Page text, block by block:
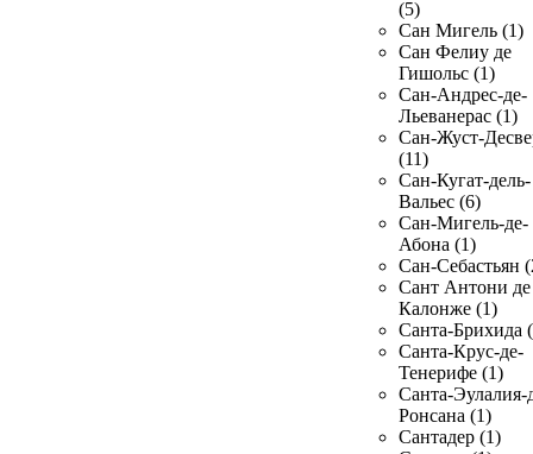
(5)
Сан Мигель (1)
Сан Фелиу де
Гишольс (1)
Сан-Андрес-де-
Льеванерас (1)
Сан-Жуст-
(11)
Сан-Кугат-дель-
Вальес (6)
Сан-Мигель-де-
Абона (1)
Сан-Себастьян
Сант Антони де
Калонже (1)
Санта-Брихида
Санта-Крус-де-
Тенерифе (1)
Санта-Эулалия-
Ронсана (1)
Сантадер (1)